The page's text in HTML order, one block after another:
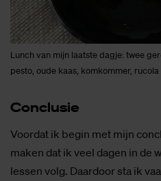
Lunch van mijn laatste dagje: twee
pesto, oude kaas, komkommer, rucola
Con­clu­sie
Voordat ik begin met mijn
maken dat ik veel dagen in de
lessen volg. Daardoor sta ik